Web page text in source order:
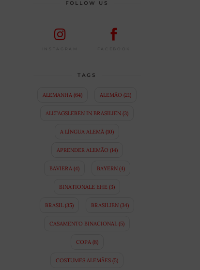
FOLLOW US
INSTAGRAM FACEBOOK
TAGS
ALEMANHA (64) ALEMÃO (21)
ALLTAGSLEBEN IN BRASILIEN (3)
A LÍNGUA ALEMÃ (10)
APRENDER ALEMÃO (14)
BAVIERA(4) BAYERN(4)
BINATIONALE EHE (3)
BRASIL (35) BRASILIEN (34)
CASAMENTO BINACIONAL (5)
COPA(8)
COSTUMES ALEMÃES (5)